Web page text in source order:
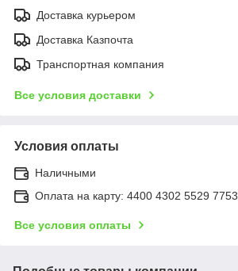
Доставка курьером
Доставка Казпочта
Транспортная компания
Все условия доставки
Условия оплаты
Наличными
Оплата на карту: 4400 4302 5529 7753
Все условия оплаты